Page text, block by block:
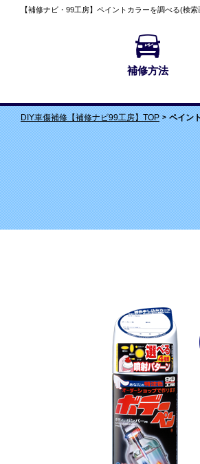
【補修ナビ・99工房】 ペイントカラーを調べる(検索
補修方法
DIY車傷補修【補修ナビ99工房】TOP ペイン